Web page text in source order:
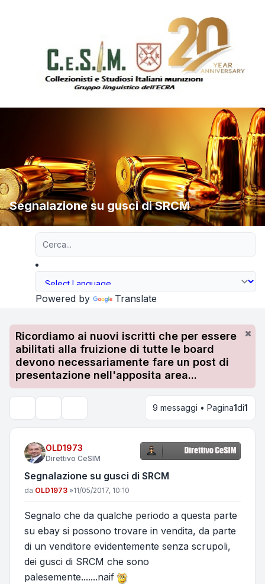
Segnalazione su gusci di SRCM
Powered by Translate
Ricordiamo ai nuovi iscritti che per essere
abilitati alla fruizione di tutte le board
devono necessariamente fare un post di
presentazione nell'apposita area...
9 messaggi • Pagina1di1
OLD1973
Direttivo CeSIM
Segnalazione su gusci di SRCM
Messaggio
da OLD1973 »11/05/2017, 10:10
Segnalo che da qualche periodo a questa parte
su ebay si possono trovare in vendita, da parte
di un venditore evidentemente senza scrupoli,
dei gusci di SRCM che sono
palesemente.......naif